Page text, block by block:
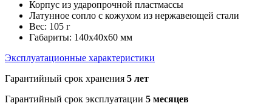
Корпус из ударопрочной пластмассы
Латунное сопло с кожухом из нержавеющей стали
Вес: 105 г
Габариты: 140х40х60 мм
Эксплуатационные характеристики
Гарантийный срок хранения 5 лет
Гарантийный срок эксплуатации 5 месяцев